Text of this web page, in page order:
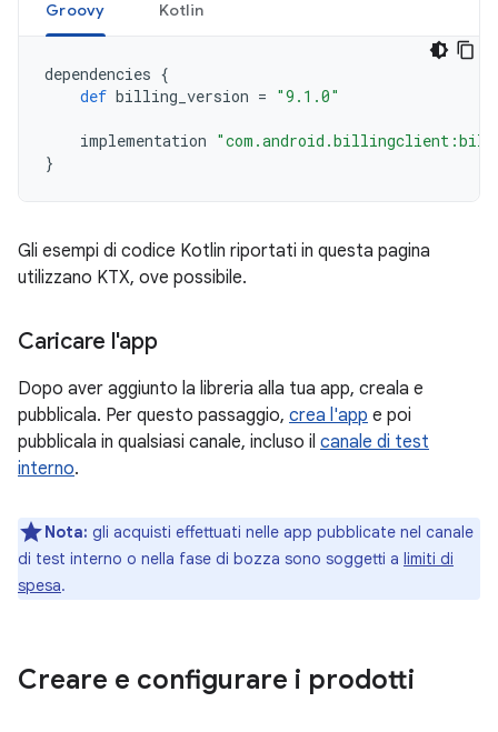
Groovy Kotlin
dependencies {
def billing_version = "9.1.0"
implementation
}
Gli esempi di codice Kotlin riportati in questa pagina
utilizzano KTX, ove possibile.
Caricare l'app
Dopo aver aggiunto la libreria alla tua app, creala e
pubblicala. Per questo passaggio, crea l'app e poi
pubblicala in qualsiasi canale, incluso il canale di test
interno.
Nota: gli acquisti effettuati nelle app pubblicate nel canale
di test interno o nella fase di bozza sono soggetti a limiti di
spesa.
Creare e configurare i prodotti